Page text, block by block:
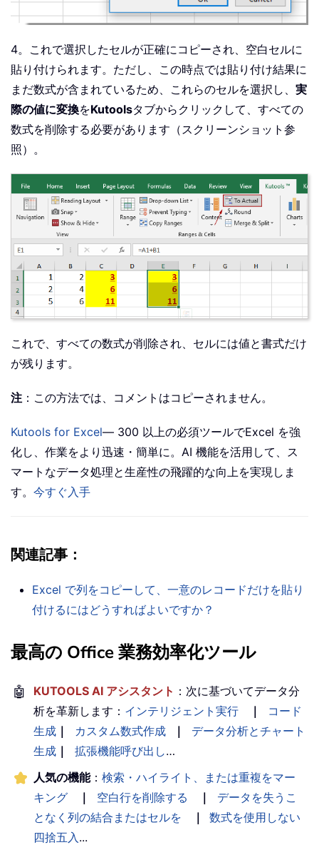
4。これで選択したセルが正確にコピーされ、空白セルに
貼り付けられます。ただし、この時点では貼り付け結果に
まだ数式が含まれているため、これらのセルを選択し、 実
際の値に変換をKutoolsタブからクリックして、すべての
数式を削除する必要があります（スクリーンショット参
照）。
これで、すべての数式が削除され、セルには値と書式だけ
が残ります。
注 ：この方法では、コメントはコピーされません。
Kutools for Excel— 300 以上の必須ツールでExcel を強
化し、作業をより迅速・簡単に。AI 機能を活用して、ス
マートなデータ処理と生産性の飛躍的な向上を実現しま
す。 今すぐ入手
関連記事 ：
Excel で列をコピーして、一意のレコードだけを貼り
付けるにはどうすればよいですか？
最高の Office 業務効率化ツール
🤖 KUTOOLS AI アシスタント ：次に基づいてデータ分
析を革新します： インテリジェント実行 ｜
コード
生成 ｜ カスタム数式作成 ｜
データ分析とチャート
生成 ｜ 拡張機能呼び出し…
人気の機能： 検索・ハイライト、または重複をマー
キング
｜ 空白行を削除する ｜
データを失うこ
となく列の結合またはセルを
｜
数式を使用しない
四捨五入 ...